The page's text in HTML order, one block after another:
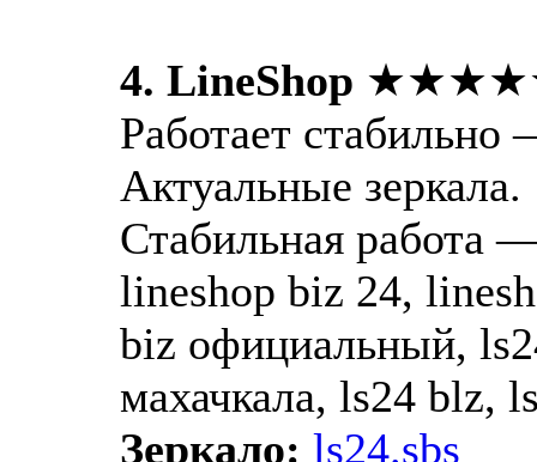
4. LineShop
Работает
Актуальные зеркала.
Стабильная работа
lineshop biz 24,
biz официальный,
махачкала, ls24 blz,
Зеркало: ls24.sbs